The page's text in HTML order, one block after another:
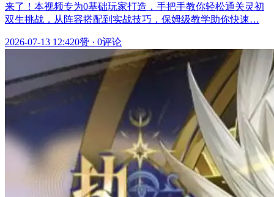
来了！本视频专为0基础玩家打造，手把手教你轻松通关灵初
双生挑战，从阵容搭配到实战技巧，保姆级教学助你快速…
2026-07-13 12:420赞 · 0评论